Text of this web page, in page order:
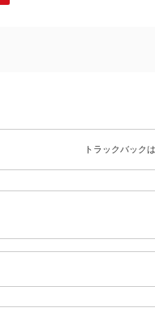
トラックバック